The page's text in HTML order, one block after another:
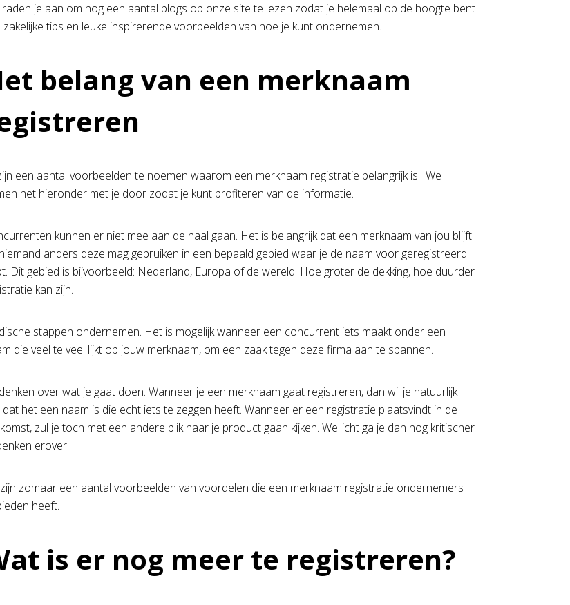
raden je aan om nog een aantal blogs op onze site te lezen zodat je helemaal op de hoogte bent
zakelijke tips en leuke inspirerende voorbeelden van hoe je kunt ondernemen.
belang van een merknaam
een aantal voorbeelden te noemen waarom een merknaam registratie belangrijk is. We
het hieronder met je door zodat je kunt profiteren van de informatie.
kunnen er niet mee aan de haal gaan. Het is belangrijk dat een merknaam van jou blijft
anders deze mag gebruiken in een bepaald gebied waar je de naam voor geregistreerd
Dit gebied is bijvoorbeeld: Nederland, Europa of de wereld. Hoe groter de dekking, hoe duurder
kan zijn.
stappen ondernemen. Het is mogelijk wanneer een concurrent iets maakt onder een
die veel te veel lijkt op jouw merknaam, om een zaak tegen deze firma aan te spannen.
over wat je gaat doen. Wanneer je een merknaam gaat registreren, dan wil je natuurlijk
dat het een naam is die echt iets te zeggen heeft. Wanneer er een registratie plaatsvindt in de
zul je toch met een andere blik naar je product gaan kijken. Wellicht ga je dan nog kritischer
erover.
zomaar een aantal voorbeelden van voordelen die een merknaam registratie ondernemers
heeft.
is er nog meer te registreren?